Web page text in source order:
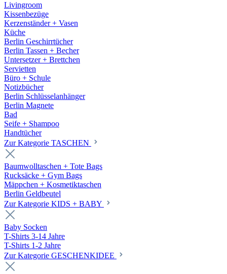
Livingroom
Kissenbezüge
Kerzenständer + Vasen
Küche
Berlin Geschirrtücher
Berlin Tassen + Becher
Untersetzer + Brettchen
Servietten
Büro + Schule
Notizbücher
Berlin Schlüsselanhänger
Berlin Magnete
Bad
Seife + Shampoo
Handtücher
Zur Kategorie TASCHEN
Baumwolltaschen + Tote Bags
Rucksäcke + Gym Bags
Mäppchen + Kosmetiktaschen
Berlin Geldbeutel
Zur Kategorie KIDS + BABY
Baby Socken
T-Shirts 3-14 Jahre
T-Shirts 1-2 Jahre
Zur Kategorie GESCHENKIDEE